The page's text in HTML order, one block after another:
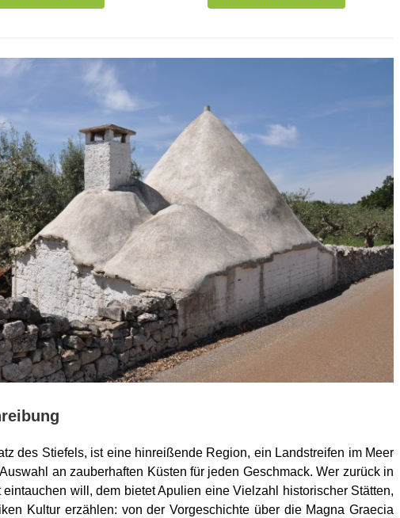
des Stiefels, ist eine hinreißende Region, ein Landstreifen im Meer
an zauberhaften Küsten für jeden Geschmack. Wer zurück in
will, dem bietet Apulien eine Vielzahl historischer Stätten,
Kultur erzählen: von der Vorgeschichte über die Magna Graecia